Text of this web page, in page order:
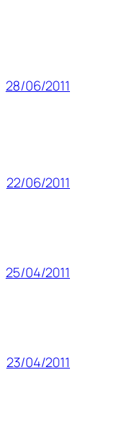
28/06/2011
22/06/2011
25/04/2011
23/04/2011